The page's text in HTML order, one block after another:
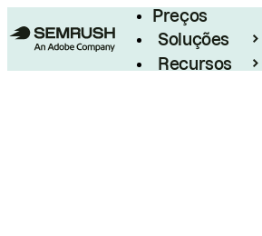
Preços
Soluções
Recursos